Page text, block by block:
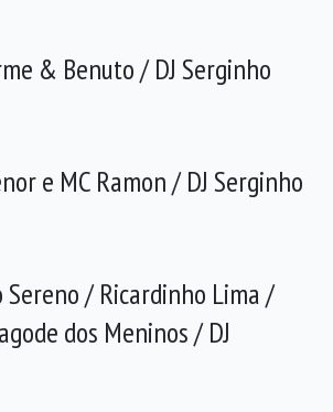
& Benuto / DJ Serginho
e MC Ramon / DJ Serginho
Sereno / Ricardinho Lima /
dos Meninos / DJ